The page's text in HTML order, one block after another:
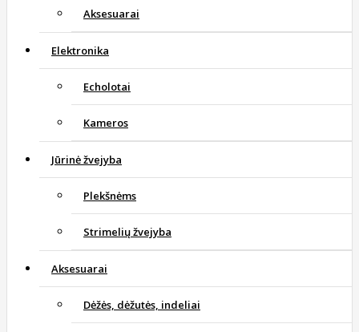
Aksesuarai
Elektronika
Echolotai
Kameros
Jūrinė žvejyba
Plekšnėms
Strimelių žvejyba
Aksesuarai
Dėžės, dėžutės, indeliai